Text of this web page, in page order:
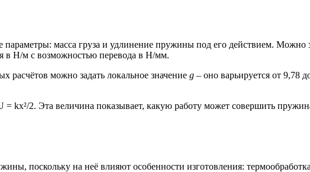
масса груза и удлинение пружины под его действием. Можно
в Н/м с возможностью перевода в Н/мм.
расчётов можно задать локальное значение g – оно варьируется от 9,78
kx²/2. Эта величина показывает, какую работу может совершить
поскольку на неё влияют особенности изготовления: